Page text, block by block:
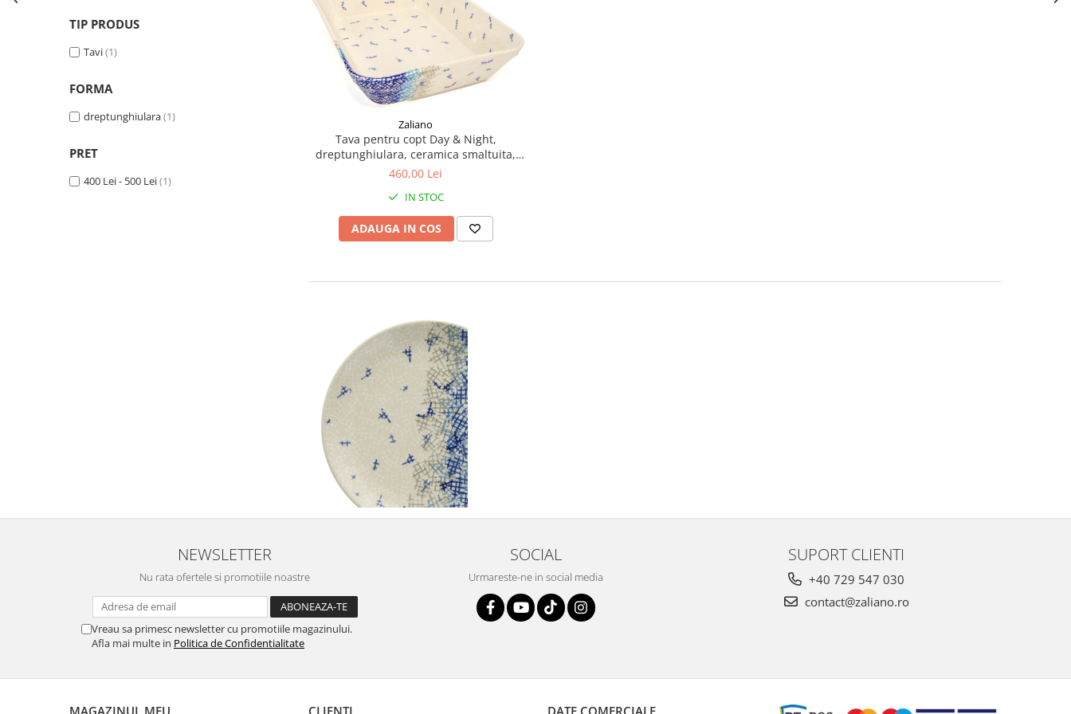
Colectia Wild Hearts
Colectia Blue Spring
TIP PRODUS
Tavi(1)
FORMA
dreptunghiulara(1)
PRET
400 Lei - 500 Lei(1)
Zaliano
Tava pentru copt Day & Night,
dreptunghiulara, ceramica smaltuita,
pictata manual, 27,5 x 33,3 cm, volum 3,4
460,00 Lei
IN STOC
ADAUGA IN COS
NEWSLETTER
Nu rata ofertele si promotiile noastre
Vreau sa primesc newsletter cu promotiile magazinului.
Afla mai multe in Politica de Confidentialitate
SOCIAL
Urmareste-ne in social media
SUPORT CLIENTI
+40 729 547 030
contact@zaliano.ro